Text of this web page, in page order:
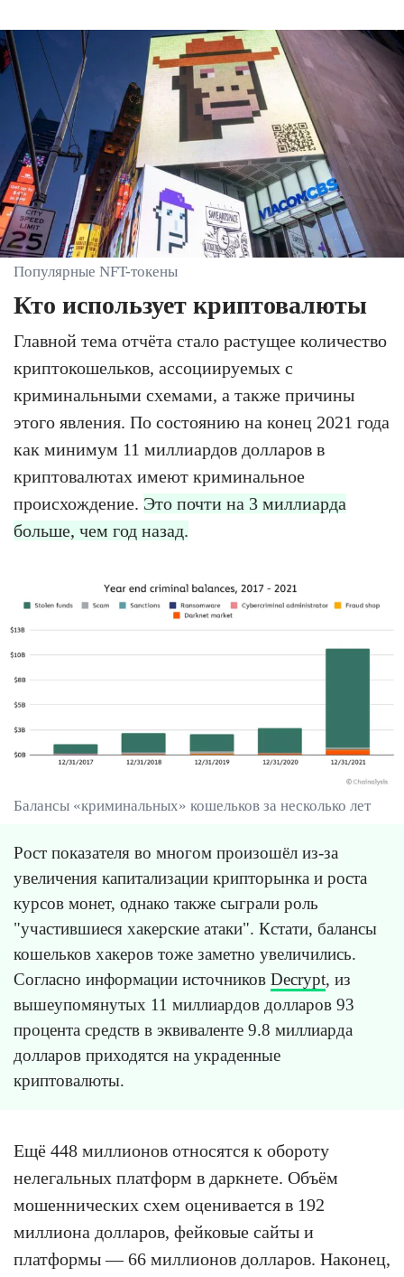
Популярные NFT-токены
Кто использует криптовалюты
Главной тема отчёта стало растущее количество
криптокошельков, ассоциируемых с
криминальными схемами, а также причины
этого явления. По состоянию на конец 2021 года
как минимум 11 миллиардов долларов в
криптовалютах имеют криминальное
происхождение. Это почти на 3 миллиарда
больше, чем год назад.
Балансы «криминальных» кошельков за несколько лет
Рост показателя во многом произошёл из-за
увеличения капитализации крипторынка и роста
курсов монет, однако также сыграли роль
"участившиеся хакерские атаки". Кстати, балансы
кошельков хакеров тоже заметно увеличились.
Согласно информации источников Decrypt, из
вышеупомянутых 11 миллиардов долларов 93
процента средств в эквиваленте 9.8 миллиарда
долларов приходятся на украденные
криптовалюты.
Ещё 448 миллионов относятся к обороту
нелегальных платформ в даркнете. Объём
мошеннических схем оценивается в 192
миллиона долларов, фейковые сайты и
платформы — 66 миллионов долларов. Наконец,